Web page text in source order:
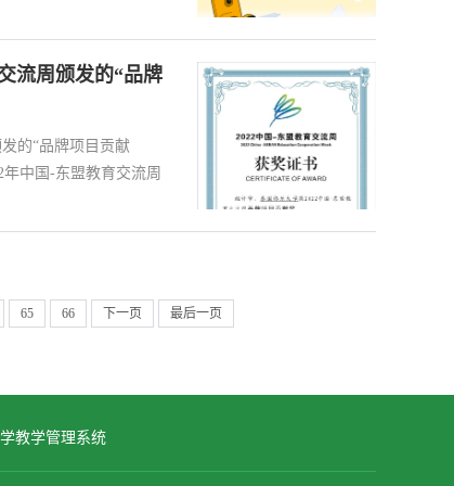
流周颁发的“品牌
的“品牌项目贡献
中国-东盟教育交流周
65 66 下一页 最后一页
教学管理系统